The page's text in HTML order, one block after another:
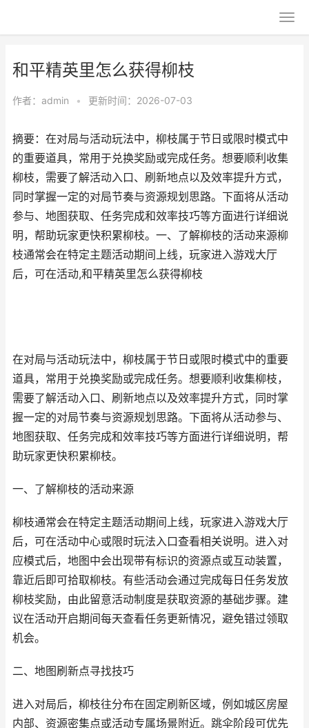
和平精英里怎么获得柳枝
作者： admin • 更新时间：2026-07-03
摘要：在对局与活动玩法中，柳枝属于节日或限时模式中
的重要道具，常用于兑换奖励或完成任务。想要顺利收集
柳枝，需要了解活动入口、刷新地点以及效率提升方式，
同时掌握一定的对局节奏与资源规划思路。下面将从活动
参与、地图获取、任务完成和效率技巧等方面进行详细说
明，帮助玩家更快积累柳枝。一、了解柳枝的活动来源柳
枝通常会在特定主题活动期间上线，玩家进入游戏大厅
后，可在活动,和平精英里怎么获得柳枝
在对局与活动玩法中，柳枝属于节日或限时模式中的重要
道具，常用于兑换奖励或完成任务。想要顺利收集柳枝，
需要了解活动入口、刷新地点以及效率提升方式，同时掌
握一定的对局节奏与资源规划思路。下面将从活动参与、
地图获取、任务完成和效率技巧等方面进行详细说明，帮
助玩家更快积累柳枝。
一、了解柳枝的活动来源
柳枝通常会在特定主题活动期间上线，玩家进入游戏大厅
后，可在活动中心或限时玩法入口查看相关说明。进入对
应模式后，地图中会出现带有标识的资源点或互动装置，
靠近后即可拾取柳枝。有些活动会通过完成每日任务发放
柳枝奖励，由此留意活动制度是获取资源的基础步骤。建
议在活动开启期间每天查看任务更新情况，避免错过领取
机会。
二、地图刷新点寻找技巧
进入对局后，柳枝往分布在固定刷新区域，例如城区房屋
内部、资源密集点或活动专属场景附近。跳伞阶段可优先